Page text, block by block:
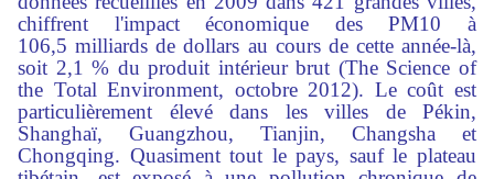
chiffrent l'impact économique des PM10 à
106,5 milliards de dollars au cours de cette année-là,
soit 2,1 % du produit intérieur brut (The Science of
the Total Environment, octobre 2012). Le coût est
particulièrement élevé dans les villes de Pékin,
Shanghaï, Guangzhou, Tianjin, Changsha et
Chongqing. Quasiment tout le pays, sauf le plateau